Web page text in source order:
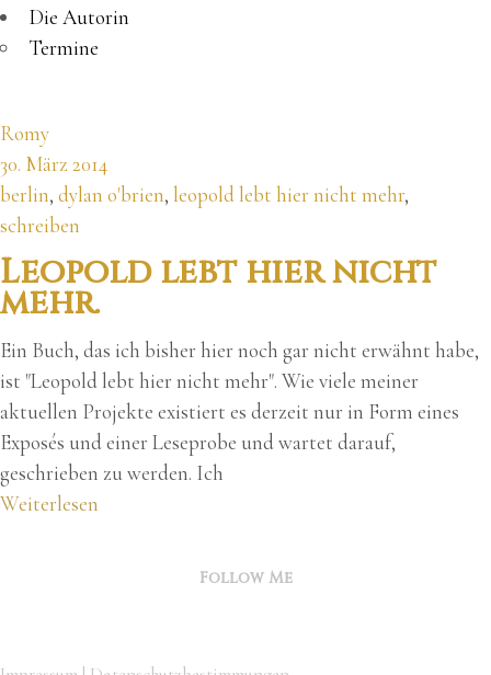
Die Autorin
Termine
Romy
30. März 2014
berlin, dylan o'brien, leopold lebt hier nicht mehr,
schreiben
Leopold lebt hier nicht
mehr.
Ein Buch, das ich bisher hier noch gar nicht erwähnt habe,
ist "Leopold lebt hier nicht mehr". Wie viele meiner
aktuellen Projekte existiert es derzeit nur in Form eines
Exposés und einer Leseprobe und wartet darauf,
geschrieben zu werden. Ich
Weiterlesen
Follow Me